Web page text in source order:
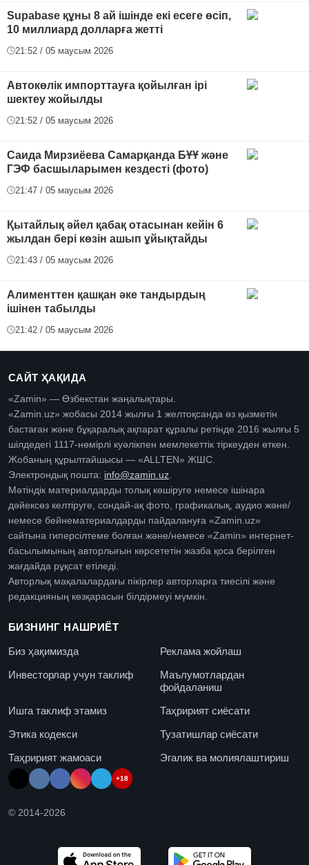
Supabase құны 8 ай ішінде екі есеге өсіп,
10 миллиард долларға жетті
21:52 / 05 маусым 2026
Автокөлік импорттауға қойылған ірі
шектеу жойылды
21:52 / 05 маусым 2026
Саида Мирзиёева Самарқанда БҰҰ және
ГЭФ басшыларымен кездесті (фото)
21:47 / 05 маусым 2026
Қытайлық әйел қабақ отасынан кейін 6
жылдан бері көзін ашып ұйықтайды
21:43 / 05 маусым 2026
Алименттен қашқан әке тандырдың
ішінен табылды
21:42 / 05 маусым 2026
САЙТ ҲАҚИДА
«Zamin» — Өзбекстан жаңалықтары.
«Zamin.uz» жобасы 2014 жылғы 1 желтоқсанда өз қызметін
бастаған және бұқаралық ақпарат құралы ретінде 2016 жылғы 5
шілдедегі 1117-нөмірлі куәлікпен мемлекеттік тіркеуден өткен.
Жобаның құрылтайшысы — «ALLTEN» ЖШС.
Электрондық пошта: info@zamin.uz
Мәтіндік материалдарды толық көшіруге немесе ішінара
дәйексөз келтіруге, сондай-ақ фото, графикалық, аудио және/
немесе бейнематериалдарды пайдалануға «Zamin.uz»
сайтына гиперсілтеме болған және/немесе «Zamin» интернет-
басылымының авторлығын көрсететін жазба қоса берілген
жағдайда рұқсат етіледі.
Авторлық мақалалардағы пікірлер авторларға тиесілі және
редакцияның көзқарасын білдірмеуі мүмкін.
БИЗНИНГ НАШРИЁТ
Биз ҳақимизда
Реклама жойлаш
Инвесторлар учун таклиф
Маълумотлардан
фойдаланиш
Ишга таклиф этамиз
Таҳририят сиёсати
Этика кодекси
Тузатишлар сиёсати
Таҳририят жамоаси
Эгалик ва молиялаштириш
+18
© 2014-2026